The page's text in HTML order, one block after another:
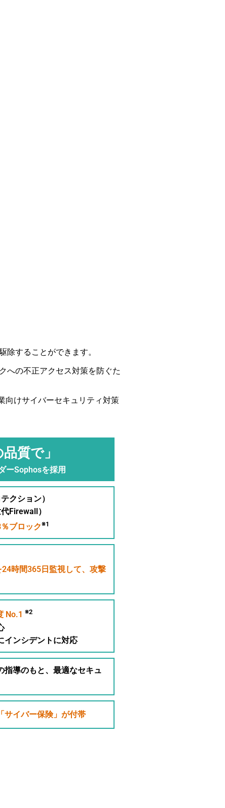
することができます。
への不正アクセス対策を防ぐた
向けサイバーセキュリティ対策
質で」
ーSophosを採用
クション）
Firewall）
ブロック※1
時間365日監視して、攻撃
No.1※2
インシデントに対応
指導のもと、最適なセキュ
「サイバー保険」が付帯